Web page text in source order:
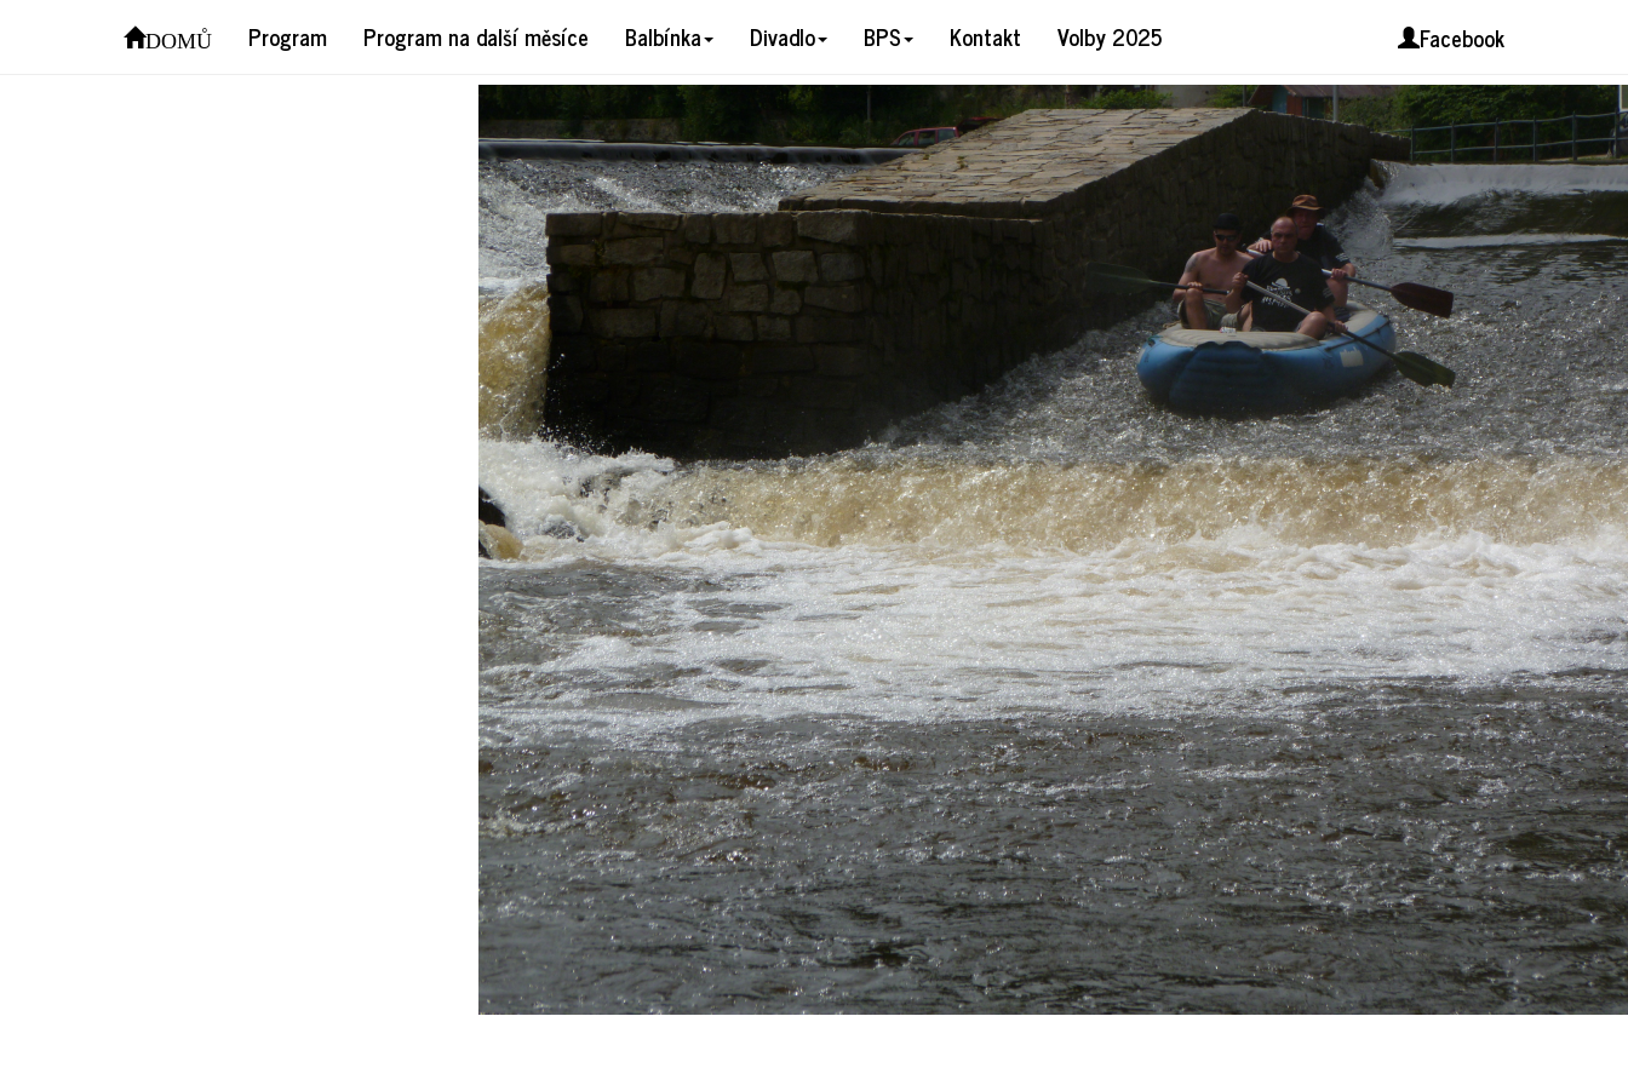
DOMŮ Program Program na další měsíce Balbínka Divadlo BPS Kontakt Volby 2025 Facebook
P1060624